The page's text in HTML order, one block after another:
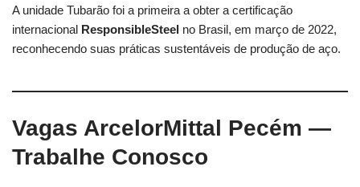
A unidade Tubarão foi a primeira a obter a certificação
internacional ResponsibleSteel no Brasil, em março de 2022,
reconhecendo suas práticas sustentáveis de produção de aço.
Vagas ArcelorMittal Pecém —
Trabalhe Conosco